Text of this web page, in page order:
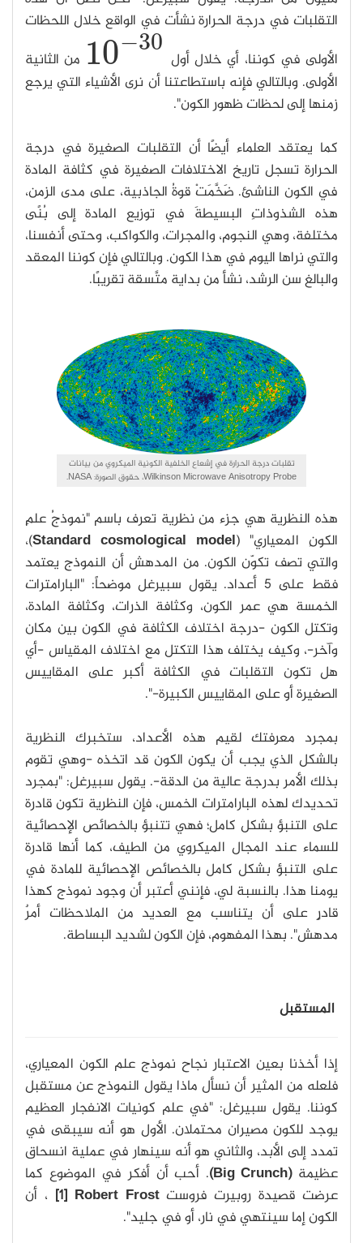
التقلبات في درجة الحرارة نشأت في الواقع خلال اللحظات
الأولى في كوننا، أي خلال أول
10−30
10−30
من الثانية
الأولى. وبالتالي فإنه باستطاعتنا أن نرى الأشياء التي يرجع
زمنها إلى لحظات ظهور الكون".
كما يعتقد العلماء أيضًا أن التقلبات الصغيرة في درجة
الحرارة تسجل تاريخ الاختلافات الصغيرة في كثافة المادة
في الكون الناشئ. ضَخَّمَتْ قوةُ الجاذبية، على مدى الزمن،
هذه الشذوذاتِ البسيطةَ في توزيع المادة إلى بُنًى
مختلفة، وهي النجوم، والمجرات، والكواكب، وحتى أنفسنا،
والتي نراها اليوم في هذا الكون. وبالتالي فإن كوننا المعقد
والبالغ سن الرشد، نشأ من بداية متَّسقة تقريبًا.
تقلبات درجة الحرارة في إشعاع الخلفية الكونية الميكروي من بيانات
Wilkinson Microwave Anisotropy Probe، حقوق الصورة: NASA.
هذه النظرية هي جزء من نظرية تعرف باسم "نموذجُ علمِ
الكونِ المعياري" (Standard cosmological model)،
والتي تصف تكوّن الكون. من المدهش أن النموذج يعتمد
فقط على 5 أعداد. يقول سبيرغل موضحاً: "البارامترات
الخمسة هي عمر الكون، وكثافة الذرات، وكثافة المادة،
وتكتل الكون -درجة اختلاف الكثافة في الكون بين مكان
وآخر-، وكيف يختلف هذا التكتل مع اختلاف المقياس -أي
هل تكون التقلبات في الكثافة أكبر على المقاييس
الصغيرة أو على المقاييس الكبيرة-".
بمجرد معرفتك لقيم هذه الأعداد، ستخبرك النظرية
بالشكل الذي يجب أن يكون الكون قد اتخذه -وهي تقوم
بذلك الأمر بدرجة عالية من الدقة-. يقول سبيرغل: "بمجرد
تحديدك لهذه البارامترات الخمس، فإن النظرية تكون قادرة
على التنبؤ بشكل كامل؛ فهي تتنبؤ بالخصائص الإحصائية
للسماء عند المجال الميكروي من الطيف، كما أنها قادرة
على التنبؤ بشكل كامل بالخصائص الإحصائية للمادة في
يومنا هذا. بالنسبة لي، فإنني أعتبر أن وجود نموذج كهذا
قادرٍ على أن يتناسب مع العديد من الملاحظات أمرٌ
مدهش". بهذا المفهوم، فإن الكون لشديد البساطة.
المستقبل
إذا أخذنا بعين الاعتبار نجاح نموذج علم الكون المعياري،
فلعله من المثير أن نسأل ماذا يقول النموذج عن مستقبل
كوننا. يقول سبيرغل: "في علم كونيات الانفجار العظيم
يوجد للكون مصيران محتملان. الأول هو أنه سيبقى في
تمدد إلى الأبد، والثاني هو أنه سينهار في عملية انسحاق
عظيمة(Big Crunch)
. أحب أن أفكر في الموضوع كما
عرضت قصيدة روبيرت فروست[1] Robert Frost ، أن
الكون إما سينتهي في نار، أو في جليد".